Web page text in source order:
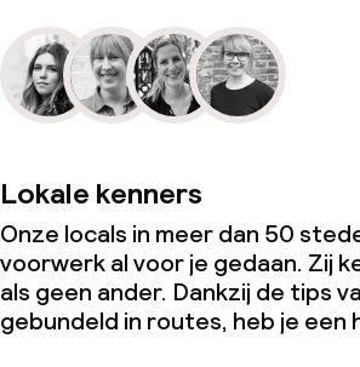
Lokale kenners
Onze locals in meer dan 50
voorwerk al voor je gedaan. Zij
als geen ander. Dankzij de tips
gebundeld in routes, heb je een